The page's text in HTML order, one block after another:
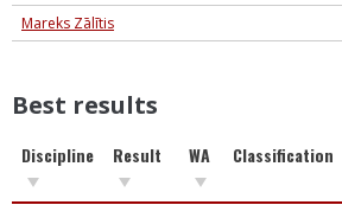
Mareks Zālītis
Best results
Discipline Result WA Classification